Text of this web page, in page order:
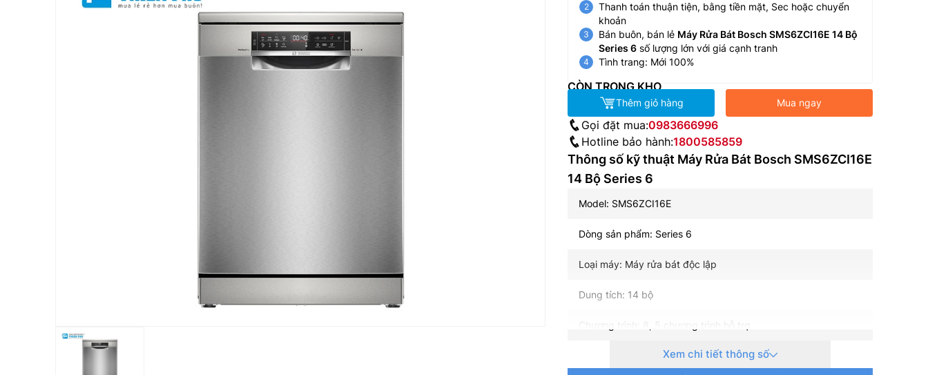
Thanh toán thuận tiện, bằng tiền mặt, Sec hoặc chuyển
khoản
Bán buôn, bán lẻ Máy Rửa Bát Bosch SMS6ZCI16E 14 Bộ
Series 6 số lượng lớn với giá cạnh tranh
Tình trang: Mới 100%
CÒN TRONG KHO
Thêm giỏ hàng Mua ngay
Gọi đặt mua:0983666996
Hotline bảo hành:1800585859
Thông số kỹ thuật Máy Rửa Bát Bosch SMS6ZCI16E
14 Bộ Series 6
Model: SMS6ZCI16E
Dòng sản phẩm: Series 6
Loại máy: Máy rửa bát độc lập
Dung tích: 14 bộ
Chương trình: 8, 5 chương trình hỗ trợ
Xem chi tiết thông số